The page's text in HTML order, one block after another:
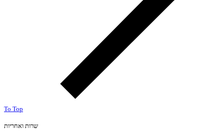
To Top
שרות ואחריות